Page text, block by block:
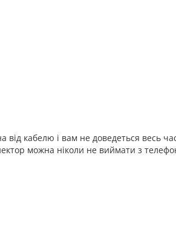
кабелю і вам не доведеться весь
можна ніколи не виймати з